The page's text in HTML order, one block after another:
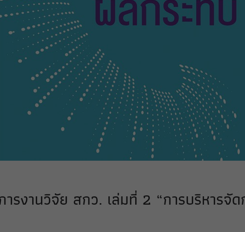
รงานวิจัย สกว. เล่มที่ 2 “การบริหารจัด